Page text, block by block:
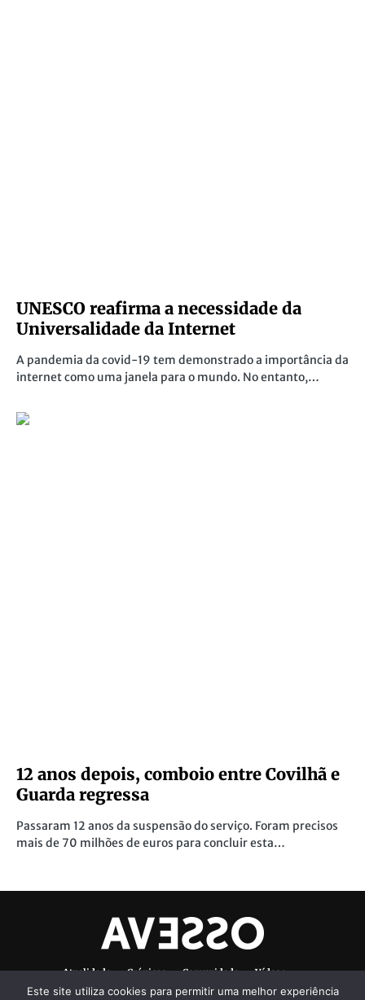
UNESCO reafirma a necessidade da
Universalidade da Internet
A pandemia da covid-19 tem demonstrado a importância da
internet como uma janela para o mundo. No entanto,…
12 anos depois, comboio entre Covilhã e
Guarda regressa
Passaram 12 anos da suspensão do serviço. Foram precisos
mais de 70 milhões de euros para concluir esta…
Atualidade Crónicas Comunidade
Vídeos
Denúncias Ambientais
Ficha Técnica
Este site utiliza cookies para permitir uma melhor experiência